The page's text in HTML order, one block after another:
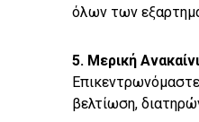
όλων των
5. Μερική
βελτίωση,